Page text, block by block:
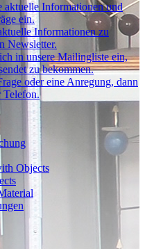
aktuelle Informationen und
ein.
Informationen zu
Newsletter.
in unsere Mailingliste ein,
zu bekommen.
oder eine Anregung, dann
Telefon.
Objects